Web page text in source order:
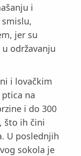
i
jer su
održavanju
i lovačkim
na
i do 300
što ih čini
U poslednjih
sokola je